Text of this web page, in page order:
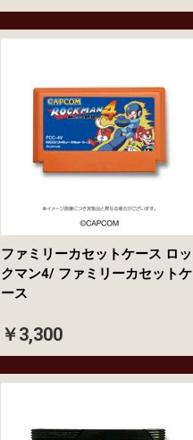
ファミリーカセットケース ロッ
クマン4/ ファミリーカセットケ
ース
￥3,300